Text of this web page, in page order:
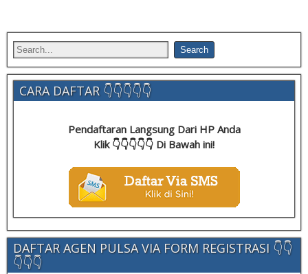
CARA DAFTAR 👇👇👇👇👇
Pendaftaran Langsung Dari HP Anda
Klik 👇👇👇👇👇 Di Bawah ini!
DAFTAR AGEN PULSA VIA FORM REGISTRASI 👇👇
👇👇👇